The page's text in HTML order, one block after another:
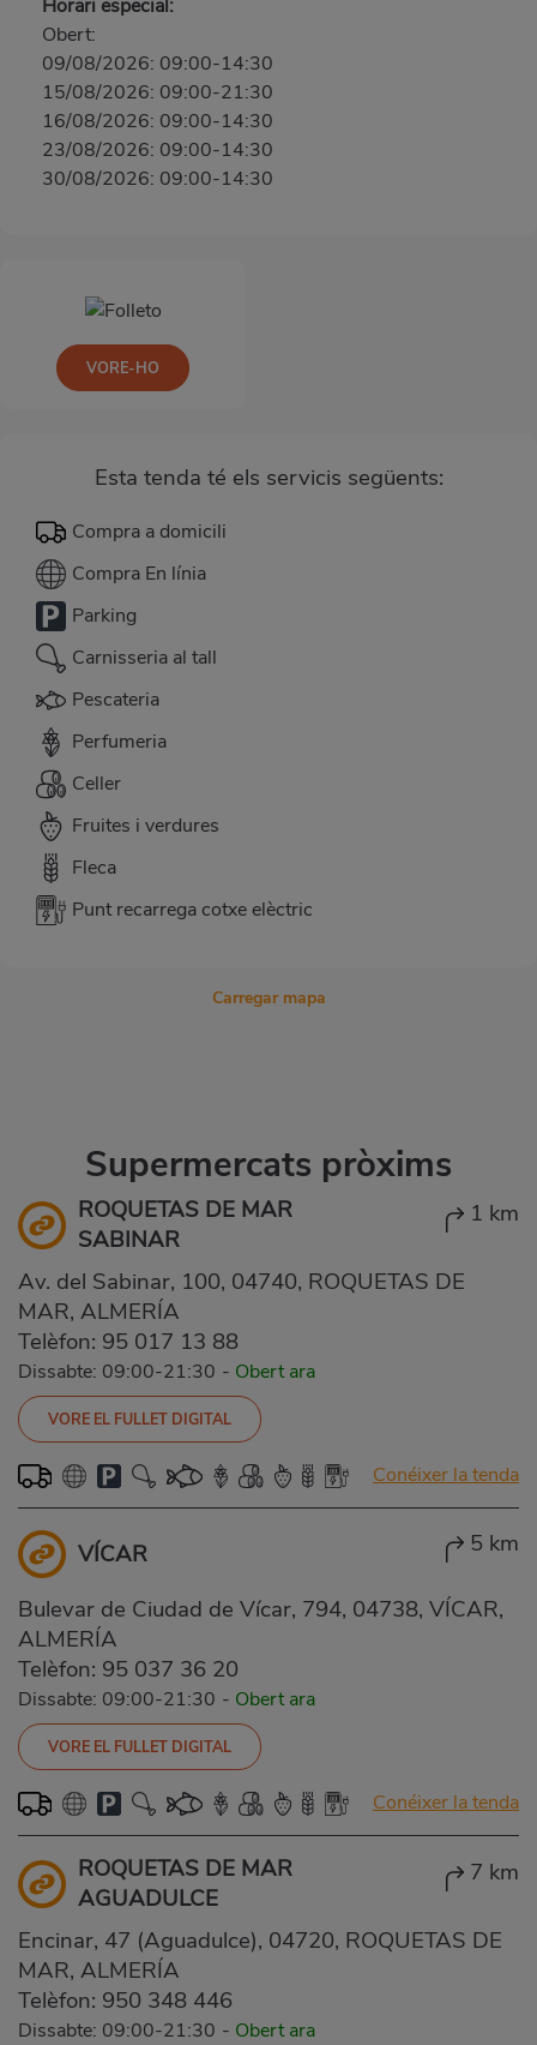
Horari especial:
Obert:
09/08/2026: 09:00-14:30
15/08/2026: 09:00-21:30
16/08/2026: 09:00-14:30
23/08/2026: 09:00-14:30
30/08/2026: 09:00-14:30
Esta tenda té els servicis següents:
Compra a domicili
Compra En línia
Parking
Carnisseria al tall
Pescateria
Perfumeria
Celler
Fruites i verdures
Fleca
Punt recarrega cotxe elèctric
VORE-HO
Carregar mapa
Supermercats pròxims
ROQUETAS DE MAR
SABINAR
1 km
Av. del Sabinar, 100, 04740, ROQUETAS DE
MAR, ALMERÍA
Telèfon: 95 017 13 88
Dissabte: 09:00-21:30 - Obert ara
VORE EL FULLET DIGITAL
Conéixer la tenda
VÍCAR 5 km
Bulevar de Ciudad de Vícar, 794, 04738, VÍCAR,
ALMERÍA
Telèfon: 95 037 36 20
Dissabte: 09:00-21:30 - Obert ara
VORE EL FULLET DIGITAL
Conéixer la tenda
ROQUETAS DE MAR
AGUADULCE
7 km
Encinar, 47 (Aguadulce), 04720, ROQUETAS DE
MAR, ALMERÍA
Telèfon: 950 348 446
Dissabte: 09:00-21:30 - Obert ara